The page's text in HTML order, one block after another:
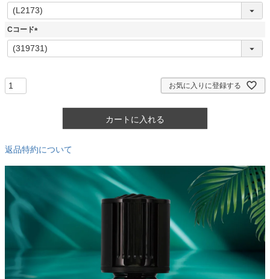
(
必
須
Cコード
(
必
お気に入りに登録する
カートに入れる
返品特約について